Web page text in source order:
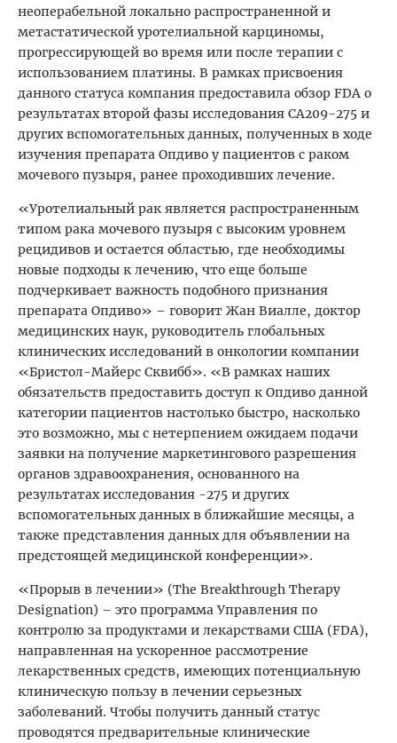
неоперабельной локально распространенной и
метастатической уротелиальной карциномы,
прогрессирующей во время или после терапии с
использованием платины. В рамках присвоения
данного статуса компания предоставила обзор FDA о
результатах второй фазы исследования CA209-275 и
других вспомогательных данных, полученных в ходе
изучения препарата Опдиво у пациентов с раком
мочевого пузыря, ранее проходивших лечение.
«Уротелиальный рак является распространенным
типом рака мочевого пузыря с высоким уровнем
рецидивов и остается областью, где необходимы
новые подходы к лечению, что еще больше
подчеркивает важность подобного признания
препарата Опдиво» – говорит Жан Виалле, доктор
медицинских наук, руководитель глобальных
клинических исследований в онкологии компании
«Бристол-Майерс Сквибб». «В рамках наших
обязательств предоставить доступ к Опдиво данной
категории пациентов настолько быстро, насколько
это возможно, мы с нетерпением ожидаем подачи
заявки на получение маркетингового разрешения
органов здравоохранения, основанного на
результатах исследования -275 и других
вспомогательных данных в ближайшие месяцы, а
также представления данных для объявлении на
предстоящей медицинской конференции».
«Прорыв в лечении» (The Breakthrough Therapy
Designation) – это программа Управления по
контролю за продуктами и лекарствами США (FDA),
направленная на ускоренное рассмотрение
лекарственных средств, имеющих потенциальную
клиническую пользу в лечении серьезных
заболеваний. Чтобы получить данный статус
проводятся предварительные клинические